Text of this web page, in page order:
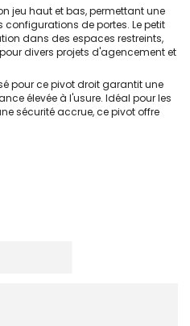
jeu haut et bas, permettant une
de portes. Le petit
dans des espaces restreints,
divers projets d'agencement et
pour ce pivot droit garantit une
élevée à l'usure. Idéal pour les
sécurité accrue, ce pivot offre